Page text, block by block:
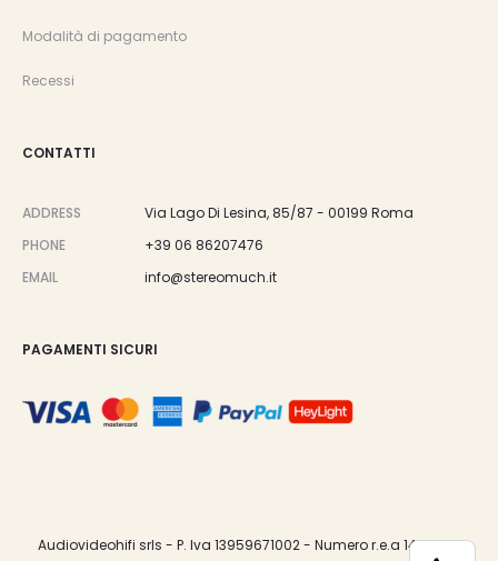
Modalità di pagamento
Recessi
CONTATTI
ADDRESS
Via Lago Di Lesina, 85/87 - 00199 Roma
PHONE
+39 06 86207476
EMAIL
info@stereomuch.it
PAGAMENTI SICURI
Audiovideohifi srls - P. Iva 13959671002 - Numero r.e.a 1487033.